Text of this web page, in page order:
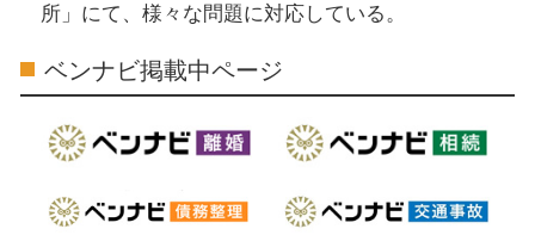
所」にて、様々な問題に対応している。
ベンナビ掲載中ページ